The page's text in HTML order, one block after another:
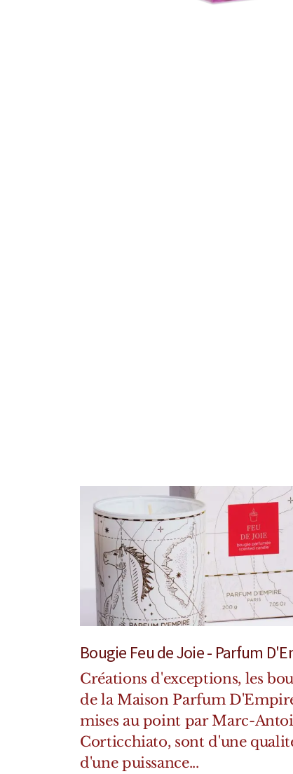
Bougie Feu de Joie - Parfum
Créations d'exceptions, les
de la Maison Parfum
mises au point par Marc-
Corticchiato, sont d'une
d'une puissance...